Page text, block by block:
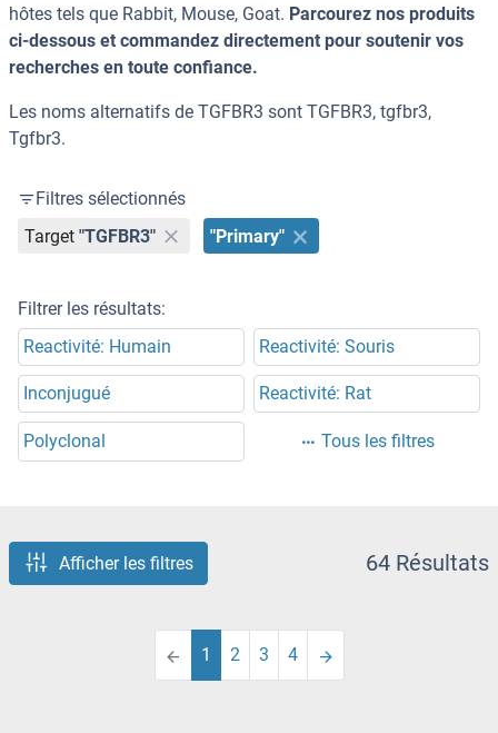
hôtes tels que Rabbit, Mouse, Goat. Parcourez nos produits
ci-dessous et commandez directement pour soutenir vos
recherches en toute confiance.
Les noms alternatifs de TGFBR3 sont TGFBR3, tgfbr3,
Tgfbr3.
Filtres sélectionnés
Target "TGFBR3" "Primary"
Filtrer les résultats:
Reactivité: Humain
Reactivité: Souris
Inconjugué Reactivité: Rat
Polyclonal Tous les filtres
Afficher les filtres 64 Résultats
1 2 3 4